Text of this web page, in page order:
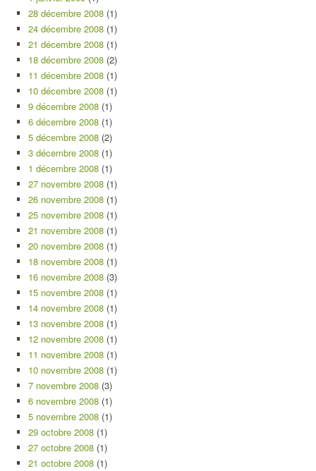
28 décembre 2008 (1)
24 décembre 2008 (1)
21 décembre 2008 (1)
18 décembre 2008 (2)
11 décembre 2008 (1)
10 décembre 2008 (1)
9 décembre 2008 (1)
6 décembre 2008 (1)
5 décembre 2008 (2)
3 décembre 2008 (1)
1 décembre 2008 (1)
27 novembre 2008 (1)
26 novembre 2008 (1)
25 novembre 2008 (1)
21 novembre 2008 (1)
20 novembre 2008 (1)
18 novembre 2008 (1)
16 novembre 2008 (3)
15 novembre 2008 (1)
14 novembre 2008 (1)
13 novembre 2008 (1)
12 novembre 2008 (1)
11 novembre 2008 (1)
10 novembre 2008 (1)
7 novembre 2008 (3)
6 novembre 2008 (1)
5 novembre 2008 (1)
29 octobre 2008 (1)
27 octobre 2008 (1)
21 octobre 2008 (1)